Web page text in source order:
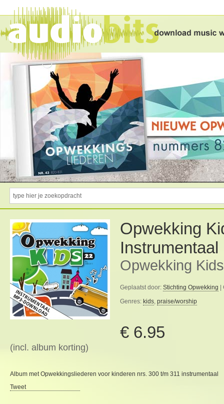
Opwekking
Instrumentaal
Opwekking Kids
Geplaatst door: Stichting Opwekking
Genres: kids, praise/worship
€ 6.95
(incl. album korting)
Album met Opwekkingsliederen voor kinderen nrs. 300 t/m 311 instrumentaal
Tweet